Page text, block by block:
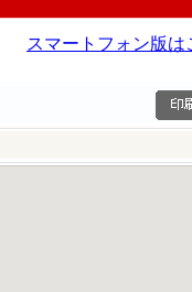
スマートフォン版は